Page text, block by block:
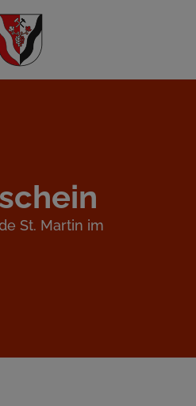
St. Martin im